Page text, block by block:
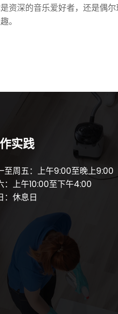
资深的音乐爱好者，还是偶
。
实践
至周五：上午9:00至晚上9:00
：上午10:00至下午4:00
：休息日